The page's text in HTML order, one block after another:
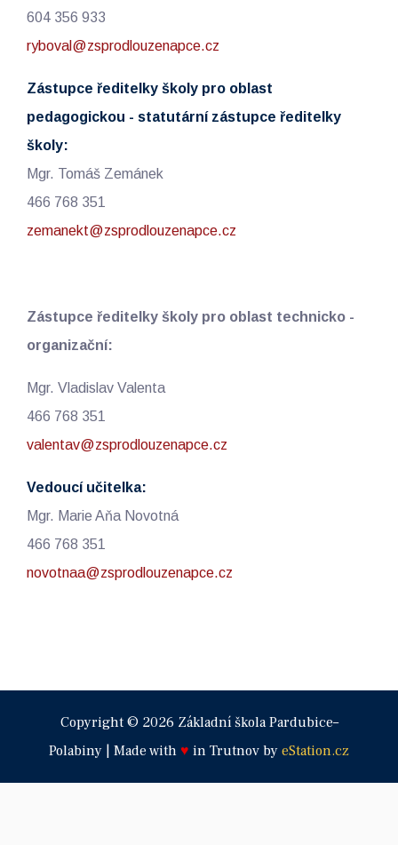
604 356 933
ryboval@zsprodlouzenapce.cz
Zástupce ředitelky školy pro oblast
pedagogickou - statutární zástupce ředitelky
školy:
Mgr. Tomáš Zemánek
466 768 351
zemanekt@zsprodlouzenapce.cz
Zástupce ředitelky školy pro oblast technicko -
organizační:
Mgr. Vladislav Valenta
466 768 351
valentav@zsprodlouzenapce.cz
Vedoucí učitelka:
Mgr. Marie Aňa Novotná
466 768 351
novotnaa@zsprodlouzenapce.cz
Copyright © 2026 Základní škola Pardubice–
Polabiny | Made with ♥ in Trutnov by eStation.cz